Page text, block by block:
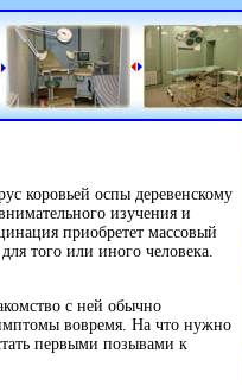
коровьей оспы деревенскому
изучения и
приобретет массовый
того или иного человека.
с ней обычно
вовремя. На что нужно
первыми позывами к